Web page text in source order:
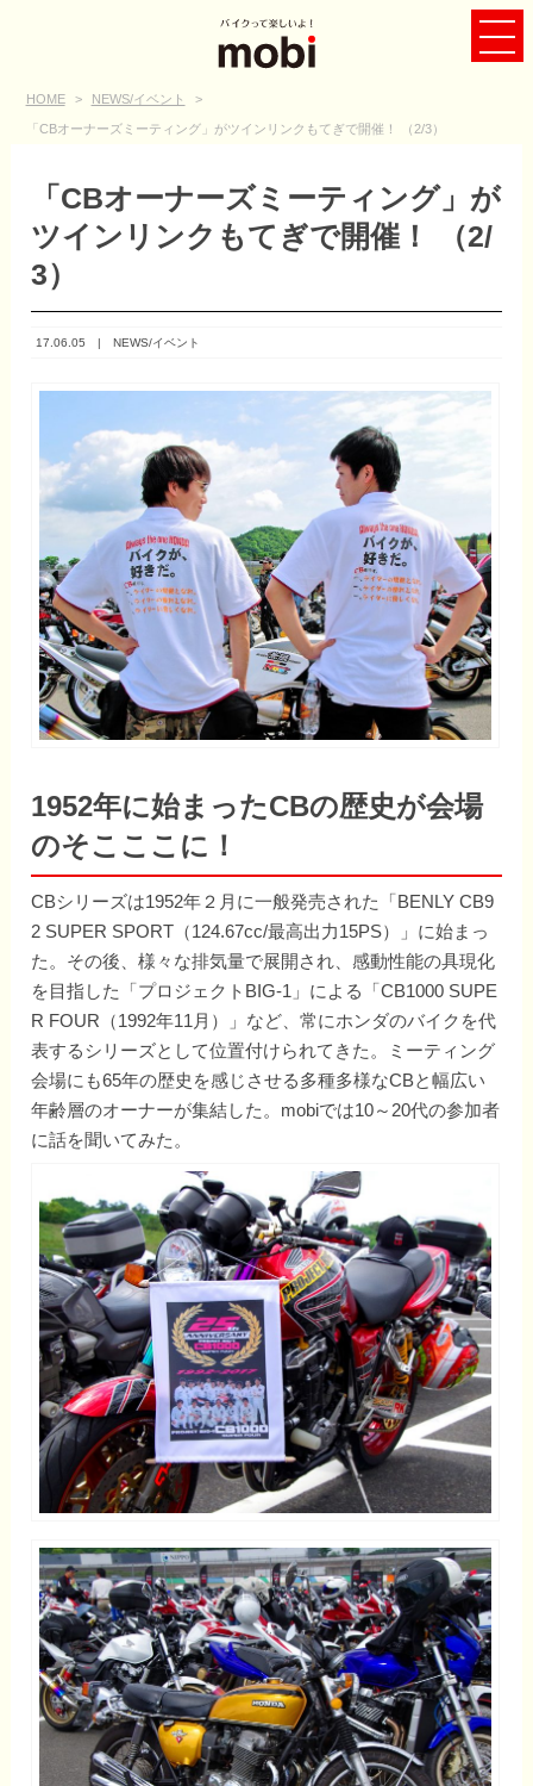
HOME > NEWS/イベント >
「CBオーナーズミーティング」がツインリンクもてぎで開催！ （2/3）
「CBオーナーズミーティング」が
ツインリンクもてぎで開催！ （2/
3）
17.06.05 |NEWS/イベント
1952年に始まったCBの歴史が会場
のそこここに！
CBシリーズは1952年２月に一般発売された「BENLY CB9
2 SUPER SPORT（124.67cc/最高出力15PS）」に始まっ
た。その後、様々な排気量で展開され、感動性能の具現化
を目指した「プロジェクトBIG-1」による「CB1000 SUPE
R FOUR（1992年11月）」など、常にホンダのバイクを代
表するシリーズとして位置付けられてきた。ミーティング
会場にも65年の歴史を感じさせる多種多様なCBと幅広い
年齢層のオーナーが集結した。mobiでは10～20代の参加者
に話を聞いてみた。